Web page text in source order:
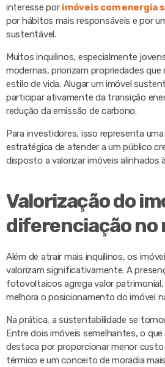
interesse por imóveis com energia
por hábitos mais responsáveis e por
sustentável.
Muitos inquilinos, especialmente
modernas, priorizam propriedades que
estilo de vida. Alugar um imóvel
participar ativamente da transição
redução da emissão de carbono.
Para investidores, isso representa
estratégica de atender a um público
disposto a valorizar imóveis alinhados
Valorização do
diferenciação no
Além de atrair mais inquilinos, os
valorizam significativamente. A
fotovoltaicos agrega valor patrimonial,
melhora o posicionamento do imóvel
Na prática, a sustentabilidade se
Entre dois imóveis semelhantes, o
destaca por proporcionar menor
térmico e um conceito de moradia